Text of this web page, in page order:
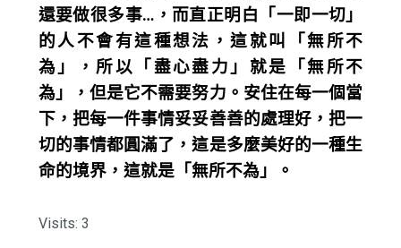
還要做很多事…，而直正明白「一即一切」
的人不會有這種想法，這就叫「無所不
為」，所以「盡心盡力」就是「無所不
為」，但是它不需要努力。安住在每一個當
下，把每一件事情妥妥善善的處理好，把一
切的事情都圓滿了，這是多麼美好的一種生
命的境界，這就是「無所不為」。
Visits: 3